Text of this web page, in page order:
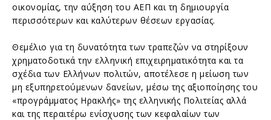
οικονομίας, την αύξηση του ΑΕΠ και τη δημιουργία
περισσότερων και καλύτερων θέσεων εργασίας.
Θεμέλιο για τη δυνατότητα των τραπεζών να στηρίξουν
χρηματοδοτικά την ελληνική επιχειρηματικότητα και τα
σχέδια των Ελλήνων πολιτών, αποτέλεσε η μείωση των
μη εξυπηρετούμενων δανείων, μέσω της αξιοποίησης του
«προγράμματος Ηρακλής» της ελληνικής Πολιτείας αλλά
και της περαιτέρω ενίσχυσης των κεφαλαίων των